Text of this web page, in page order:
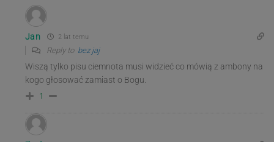
Jan 2 lat temu
Reply to bez jaj
Wiszą tylko pisu ciemnota musi widzieć co mówią z ambony na
kogo głosować zamiast o Bogu.
1